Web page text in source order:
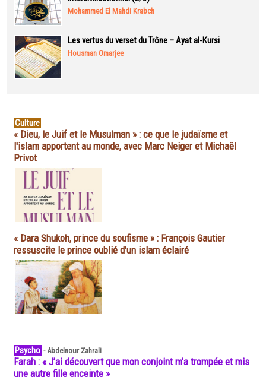
Mohammed El Mahdi Krabch
Les vertus du verset du Trône – Ayat al-Kursi
Housman Omarjee
Culture
« Dieu, le Juif et le Musulman » : ce que le judaïsme et
l'islam apportent au monde, avec Marc Neiger et Michaël
Privot
« Dara Shukoh, prince du soufisme » : François Gautier
ressuscite le prince oublié d'un islam éclairé
Psycho -Abdelnour Zahrali
Farah : « J’ai découvert que mon conjoint m’a trompée et mis
une autre fille enceinte »